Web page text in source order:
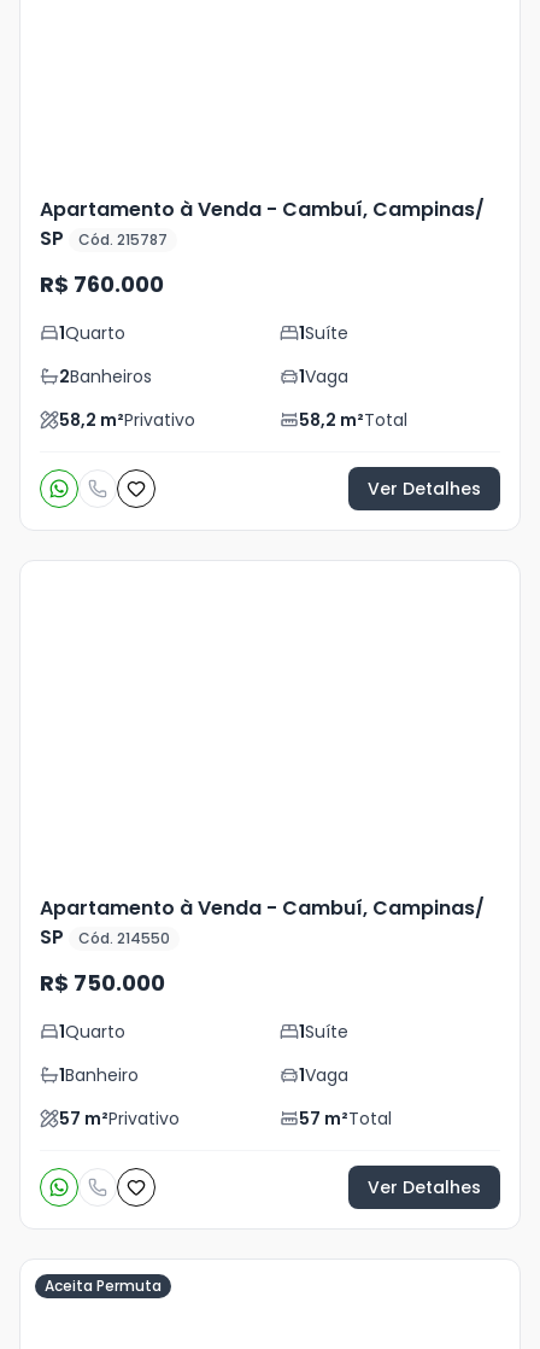
Apartamento à Venda - Cambuí, Campinas/
SP
Cód. 215787
R$ 760.000
1Quarto 1Suíte
2Banheiros 1Vaga
58,2 m²Privativo 58,2 m²Total
Ver Detalhes
Apartamento à Venda - Cambuí, Campinas/
SP
Cód. 214550
R$ 750.000
1Quarto 1Suíte
1Banheiro 1Vaga
57 m²Privativo 57 m²Total
Ver Detalhes
Aceita Permuta